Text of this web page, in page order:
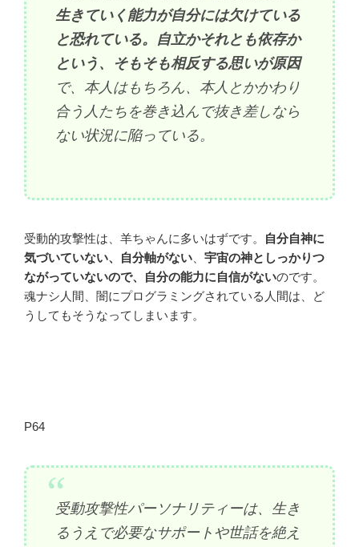
生きていく能力が自分には欠けている
と恐れている。自立かそれとも依存か
という、そもそも相反する思いが原因
で、本人はもちろん、本人とかかわり
合う人たちを巻き込んで抜き差しなら
ない状況に陥っている。
受動的攻撃性は、羊ちゃんに多いはずです。
自分自神に
気づいていない、自分軸がない
宇宙の神としっかりつ
ながっていないので、自分の能力に自信がないのです。
魂ナシ人間、闇にプログラミングされている人間は、ど
うしてもそうなってしまいます。
P64
受動攻撃性パーソナリティーは、生き
るうえで必要なサポートや世話を絶え